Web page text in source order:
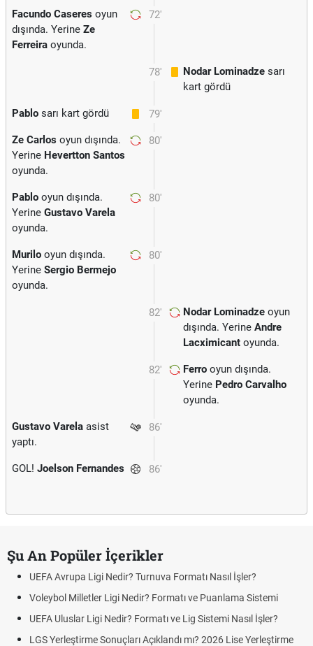
72'
Facundo Caseres oyun
dışında. Yerine Ze
Ferreira oyunda.
78' Nodar Lominadze sarı
kart gördü
79'
Pablo sarı kart gördü
80'
Ze Carlos oyun dışında.
Yerine Hevertton Santos
oyunda.
80'
Pablo oyun dışında.
Yerine Gustavo Varela
oyunda.
80'
Murilo oyun dışında.
Yerine Sergio Bermejo
oyunda.
82' Nodar Lominadze oyun
dışında. Yerine Andre
Lacximicant oyunda.
82' Ferro oyun dışında.
Yerine Pedro Carvalho
oyunda.
86'
Gustavo Varela asist
yaptı.
86'
GOL! Joelson Fernandes
Şu An Popüler İçerikler
UEFA Avrupa Ligi Nedir? Turnuva Formatı Nasıl İşler?
Voleybol Milletler Ligi Nedir? Formatı ve Puanlama Sistemi
UEFA Uluslar Ligi Nedir? Formatı ve Lig Sistemi Nasıl İşler?
LGS Yerleştirme Sonuçları Açıklandı mı? 2026 Lise Yerleştirme